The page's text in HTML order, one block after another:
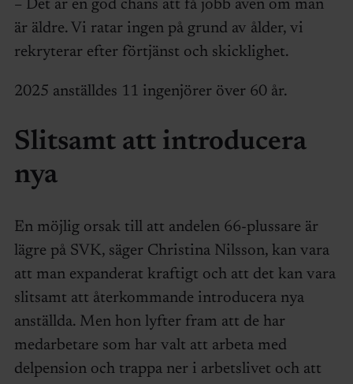
– Det är en god chans att få jobb även om man
är äldre. Vi ratar ingen på grund av ålder, vi
rekryterar efter förtjänst och skicklighet.
2025 anställdes 11 ingenjörer över 60 år.
Slitsamt att introducera
nya
En möjlig orsak till att andelen 66-plussare är
lägre på SVK, säger Christina Nilsson, kan vara
att man expanderat kraftigt och att det kan vara
slitsamt att återkommande introducera nya
anställda. Men hon lyfter fram att de har
medarbetare som har valt att arbeta med
delpension och trappa ner i arbetslivet och att